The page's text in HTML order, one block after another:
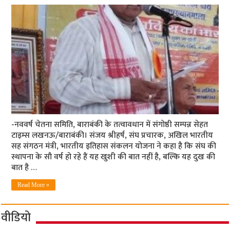
-नववर्ष चेतना समिति, बाराबंकी के तत्वावधान में संगोष्ठी सम्पन्न सेहत
टाइम्स लखनऊ/बाराबंकी। संजय श्रीहर्ष, संघ प्रचारक, अखिल भारतीय
सह संगठन मंत्री, भारतीय इतिहास संकलन योजना ने कहा है कि संघ की
स्थापना के सौ वर्ष हो रहे हैं यह खुशी की बात नहीं है, बल्कि यह दुख की
बात है …
Read More »
वीडियो